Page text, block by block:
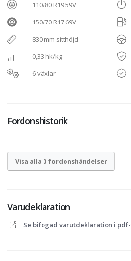
110/80 R19 59V
150/70 R17 69V
830 mm sitthöjd
0,33 hk/kg
6 växlar
Fordonshistorik
Visa alla 0 fordonshändelser
Varudeklaration
Se bifogad varutdeklaration i